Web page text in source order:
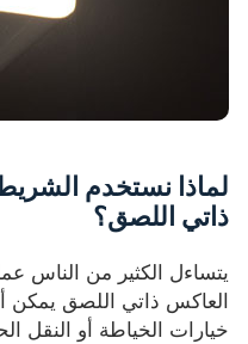
لماذا نستخدم
ذاتي اللصق؟
يتساءل الكثير من الناس
العاكس ذاتي اللصق
خيارات الخياطة أو النقل